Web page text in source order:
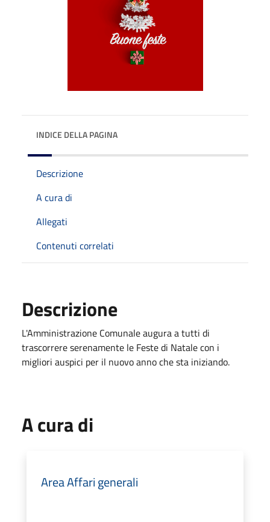
INDICE DELLA PAGINA
Descrizione
A cura di
Allegati
Contenuti correlati
Descrizione
L'Amministrazione Comunale augura a tutti di
trascorrere serenamente le Feste di Natale con i
migliori auspici per il nuovo anno che sta iniziando.
A cura di
Area Affari generali